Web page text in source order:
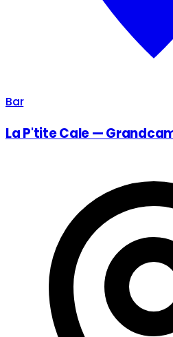
Bar
La P'tite Cale —